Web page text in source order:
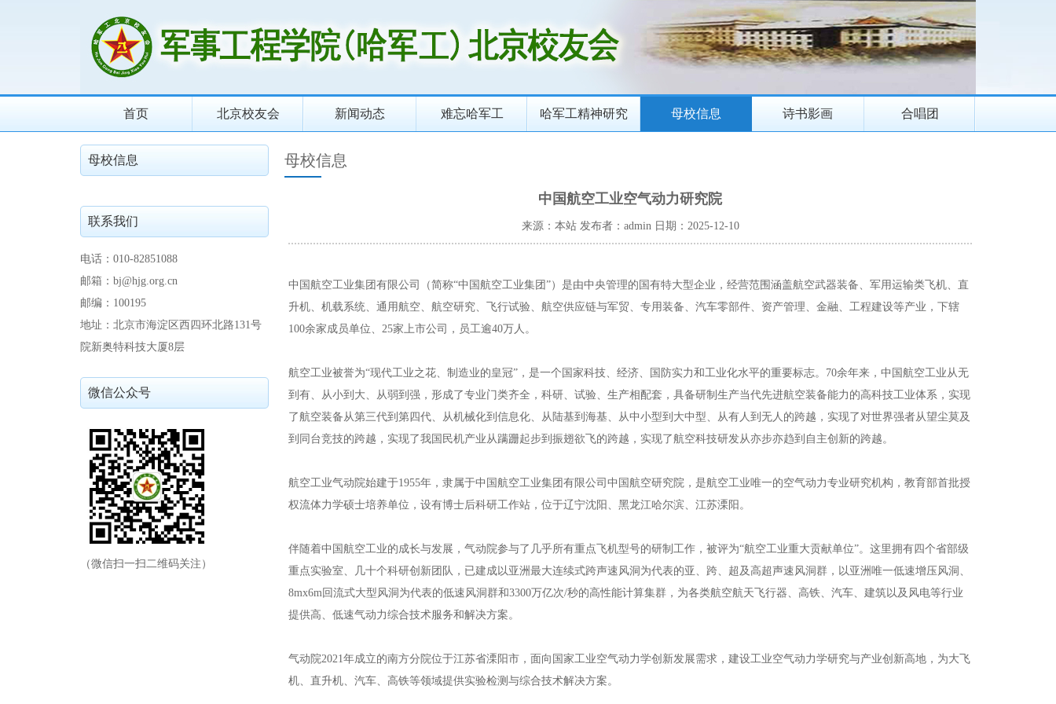
首页 北京校友会 新闻动态 难忘哈军工 哈军工精神研究 母校信息 诗书影画 合唱团
母校信息
联系我们
电话：010-82851088
邮箱：bj@hjg.org.cn
邮编：100195
地址：北京市海淀区西四环北路131号
院新奥特科技大厦8层
微信公众号
（微信扫一扫二维码关注）
母校信息
中国航空工业空气动力研究院
来源：本站 发布者：admin 日期：2025-12-10
中国航空工业集团有限公司（简称“中国航空工业集团”）是由中央管理的国有特大型企业，经营范围涵盖航空武器装备、军用运输类飞机、直
升机、机载系统、通用航空、航空研究、飞行试验、航空供应链与军贸、专用装备、汽车零部件、资产管理、金融、工程建设等产业，下辖
100余家成员单位、25家上市公司，员工逾40万人。
航空工业被誉为“现代工业之花、制造业的皇冠”，是一个国家科技、经济、国防实力和工业化水平的重要标志。70余年来，中国航空工业从无
到有、从小到大、从弱到强，形成了专业门类齐全，科研、试验、生产相配套，具备研制生产当代先进航空装备能力的高科技工业体系，实现
了航空装备从第三代到第四代、从机械化到信息化、从陆基到海基、从中小型到大中型、从有人到无人的跨越，实现了对世界强者从望尘莫及
到同台竞技的跨越，实现了我国民机产业从蹒跚起步到振翅欲飞的跨越，实现了航空科技研发从亦步亦趋到自主创新的跨越。
航空工业气动院始建于1955年，隶属于中国航空工业集团有限公司中国航空研究院，是航空工业唯一的空气动力专业研究机构，教育部首批授
权流体力学硕士培养单位，设有博士后科研工作站，位于辽宁沈阳、黑龙江哈尔滨、江苏溧阳。
伴随着中国航空工业的成长与发展，气动院参与了几乎所有重点飞机型号的研制工作，被评为“航空工业重大贡献单位”。这里拥有四个省部级
重点实验室、几十个科研创新团队，已建成以亚洲最大连续式跨声速风洞为代表的亚、跨、超及高超声速风洞群，以亚洲唯一低速增压风洞、
8mx6m回流式大型风洞为代表的低速风洞群和3300万亿次/秒的高性能计算集群，为各类航空航天飞行器、高铁、汽车、建筑以及风电等行业
提供高、低速气动力综合技术服务和解决方案。
气动院2021年成立的南方分院位于江苏省溧阳市，面向国家工业空气动力学创新发展需求，建设工业空气动力学研究与产业创新高地，为大飞
机、直升机、汽车、高铁等领域提供实验检测与综合技术解决方案。